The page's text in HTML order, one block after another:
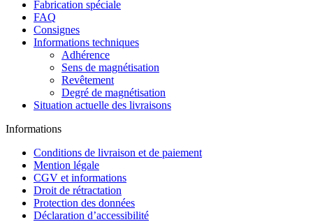
Fabrication spéciale
FAQ
Consignes
Informations techniques
Adhérence
Sens de magnétisation
Revêtement
Degré de magnétisation
Situation actuelle des livraisons
Informations
Conditions de livraison et de paiement
Mention légale
CGV et informations
Droit de rétractation
Protection des données
Déclaration d’accessibilité